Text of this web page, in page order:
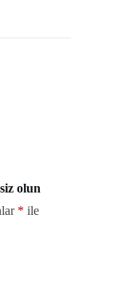
olun
* ile